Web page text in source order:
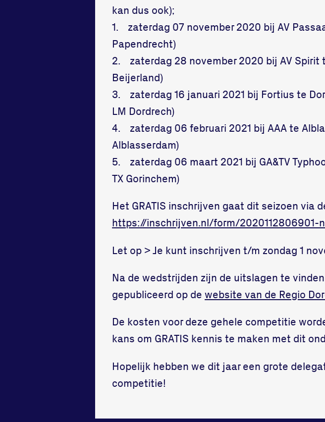
kan dus ook);
1. zaterdag 07 november 2020 bij AV
Papendrecht)
2. zaterdag 28 november 2020 bij AV Spirit
Beijerland)
3. zaterdag 16 januari 2021 bij Fortius te
LM Dordrech)
4. zaterdag 06 februari 2021 bij AAA te
Alblasserdam)
5. zaterdag 06 maart 2021 bij GA&TV
TX Gorinchem)
Het GRATIS inschrijven gaat dit seizoen via
https://inschrijven.nl/form/2020112806901-
Let op > Je kunt inschrijven t/m zondag 1
Na de wedstrijden zijn de uitslagen te
gepubliceerd op dewebsite van de Regio
De kosten voor deze gehele competitie
kans om GRATIS kennis te maken met dit
Hopelijk hebben we dit jaar een grote
competitie!